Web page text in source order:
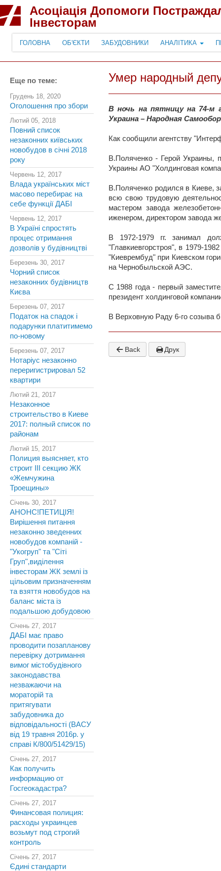
Асоціація Допомоги
Інвесторам
ГОЛОВНА ОБ'ЄКТИ ЗАБУДОВНИКИ АНАЛІТИКА
Еще по теме:
Грудень 18, 2020
Оголошення про збори
Лютий 05, 2018
Повний список
незаконних київських
новобудов в січні 2018
року
Червень 12, 2017
Влада українських міст
масово перебирає на
себе функції ДАБІ
Червень 12, 2017
В Україні спростять
процес отримання
дозволів у будівництві
Березень 30, 2017
Чорний список
незаконних будівництв
Києва
Березень 07, 2017
Податок на спадок і
подарунки платитимемо
по-новому
Березень 07, 2017
Нотаріус незаконно
переригистрировал 52
квартири
Лютий 21, 2017
Незаконное
строительство в Киеве
2017: полный список по
районам
Лютий 15, 2017
Полиция выясняет, кто
строит III секцию ЖК
«Жемчужина
Троещины»
Січень 30, 2017
АНОНС!ПЕТИЦІЯ!
Вирішення питання
незаконно зведенних
новобудов компаній -
"Укогруп" та "Сіті
Груп",виділення
інвесторам ЖК землі із
цільовим призначенням
та взяття новобудов на
баланс міста із
подальшою добудовою
Січень 27, 2017
ДАБІ має право
проводити позапланову
перевірку дотримання
вимог містобудівного
законодавства
незважаючи на
мораторій та
притягувати
забудовника до
відповідальності (ВАСУ
від 19 травня 2016р. у
справі К/800/51429/15)
Січень 27, 2017
Как получить
информацию от
Госгеокадастра?
Січень 27, 2017
Финансовая полиция:
расходы украинцев
возьмут под строгий
контроль
Січень 27, 2017
Єдині стандарти
Умер народный
В ночь на пятницу на 74-м
Украина – Народная
Как сообщили агентству
В.Поляченко - Герой Украины,
Украины АО "Холдинговая
В.Поляченко родился в Киеве,
всю свою трудовую
мастером завода
иженером, директором завода
В 1972-1979 гг. занимал
"Главкиевгорстроя", в 1979-
"Киеврембуд" при Киевском
на Чернобыльской АЭС.
С 1988 года - первый
президент холдинговой
В Верховную Раду 6-го созыва
Back Друк